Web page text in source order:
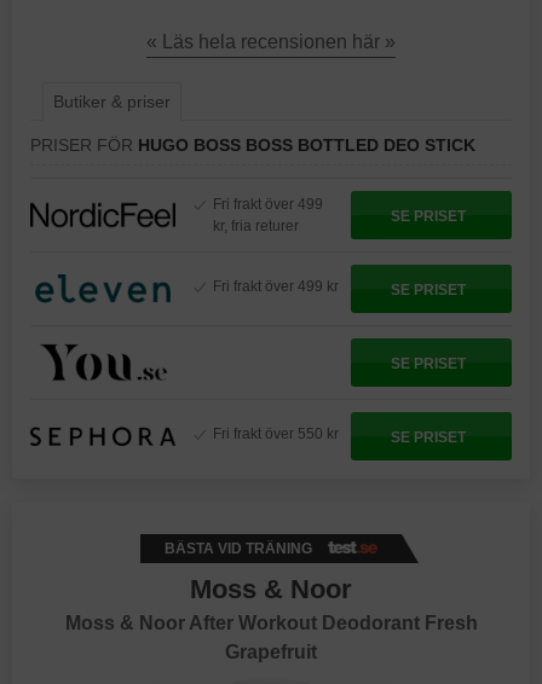
« Läs hela recensionen här »
Butiker & priser
PRISER FÖR HUGO BOSS BOSS BOTTLED DEO STICK
Fri frakt över 499
kr, fria returer
SE PRISET
Fri frakt över 499 kr SE PRISET
SE PRISET
Fri frakt över 550 kr SE PRISET
BÄSTA VID TRÄNING
Moss & Noor
Moss & Noor After Workout Deodorant Fresh
Grapefruit